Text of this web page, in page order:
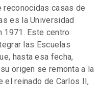
reconocidas casas de
es la Universidad
1971. Este centro
las Escuelas
hasta esa fecha,
origen se remonta a la
el reinado de Carlos II,